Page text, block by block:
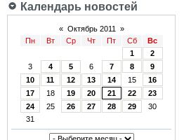
Календарь новостей
« Октябрь 2011
»
Пн
Вт Ср Чт Пт Сб
Вс
1
2
3
4 5 6 7 8
9
10
11 12 13 14 15
16
17
18 19 20 21 22
23
24
25 26 27 28 29
30
31